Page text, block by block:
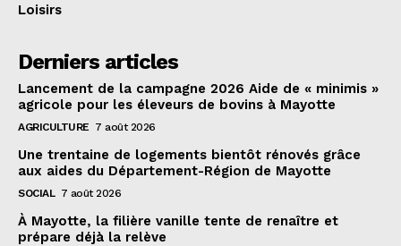
Loisirs
Derniers articles
Lancement de la campagne 2026 Aide de « minimis »
agricole pour les éleveurs de bovins à Mayotte
AGRICULTURE 7 août 2026
Une trentaine de logements bientôt rénovés grâce
aux aides du Département-Région de Mayotte
SOCIAL 7 août 2026
À Mayotte, la filière vanille tente de renaître et
prépare déjà la relève